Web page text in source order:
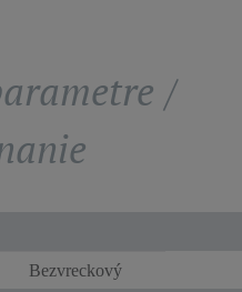
/
Bezvreckový